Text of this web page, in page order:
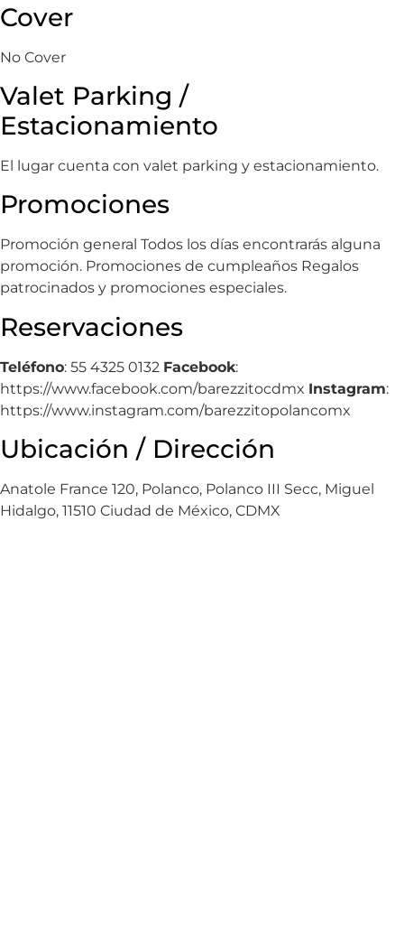
Cover
No Cover
Valet Parking /
Estacionamiento
El lugar cuenta con valet parking y estacionamiento.
Promociones
Promoción general Todos los días encontrarás alguna
promoción. Promociones de cumpleaños Regalos
patrocinados y promociones especiales.
Reservaciones
Teléfono: 55 4325 0132 Facebook:
https://www.facebook.com/barezzitocdmx Instagram:
https://www.instagram.com/barezzitopolancomx
Ubicación / Dirección
Anatole France 120, Polanco, Polanco III Secc, Miguel
Hidalgo, 11510 Ciudad de México, CDMX